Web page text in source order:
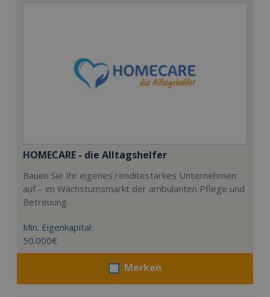
HOMECARE - die Alltagshelfer
Bauen Sie Ihr eigenes renditestarkes Unternehmen
auf – im Wachstumsmarkt der ambulanten Pflege und
Betreuung.
Min. Eigenkapital:
50.000€
Merken